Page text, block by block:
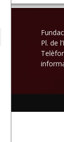
Pl. de